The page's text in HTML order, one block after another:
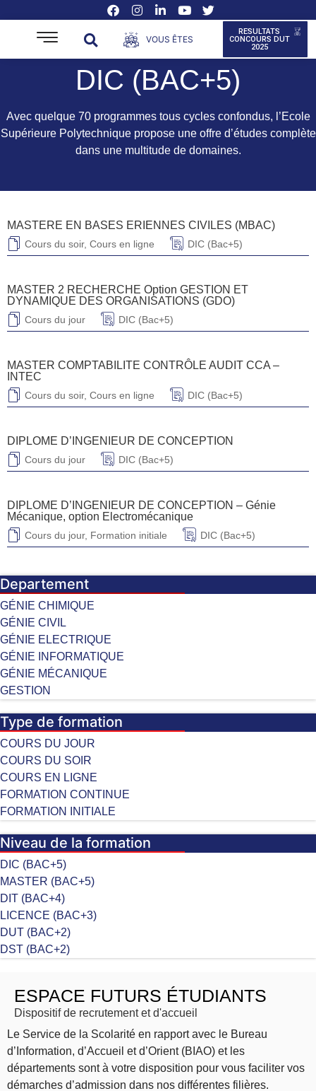
VOUS ÊTES
RESULTATS
CONCOURS DUT
2025
DIC (BAC+5)
Avec quelque 70 programmes tous cycles confondus, l’Ecole
Supérieure Polytechnique propose une offre d’études complète
dans une multitude de domaines.
Departement
GÉNIE CHIMIQUE
GÉNIE CIVIL
GÉNIE ELECTRIQUE
GÉNIE INFORMATIQUE
GÉNIE MÉCANIQUE
GESTION
Type de formation
COURS DU JOUR
COURS DU SOIR
COURS EN LIGNE
FORMATION CONTINUE
FORMATION INITIALE
Niveau de la formation
DIC (BAC+5)
MASTER (BAC+5)
DIT (BAC+4)
LICENCE (BAC+3)
DUT (BAC+2)
DST (BAC+2)
MASTERE EN BASES ERIENNES CIVILES (MBAC)
Cours du soir, Cours en ligne DIC (Bac+5)
MASTER 2 RECHERCHE Option GESTION ET
DYNAMIQUE DES ORGANISATIONS (GDO)
Cours du jour DIC (Bac+5)
MASTER COMPTABILITE CONTRÔLE AUDIT CCA –
INTEC
Cours du soir, Cours en ligne DIC (Bac+5)
DIPLOME D’INGENIEUR DE CONCEPTION
Cours du jour DIC (Bac+5)
DIPLOME D’INGENIEUR DE CONCEPTION – Génie
Mécanique, option Electromécanique
Cours du jour, Formation initiale DIC (Bac+5)
ESPACE FUTURS ÉTUDIANTS
Dispositif de recrutement et d'accueil
Le Service de la Scolarité en rapport avec le Bureau
d’Information, d’Accueil et d’Orient (BIAO) et les
départements sont à votre disposition pour vous faciliter vos
démarches d’admission dans nos différentes filières.